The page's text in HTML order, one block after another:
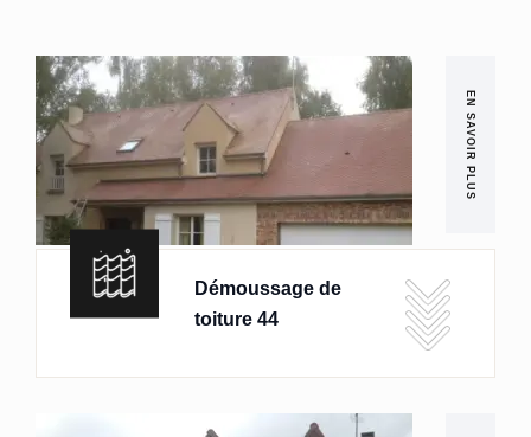
EN SAVOIR PLUS
Démoussage de
toiture 44